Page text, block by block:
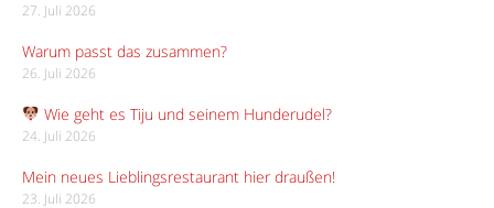
27. Juli 2026
Warum passt das zusammen?
26. Juli 2026
Wie geht es Tiju und seinem Hunderudel?
24. Juli 2026
Mein neues Lieblingsrestaurant hier draußen!
23. Juli 2026